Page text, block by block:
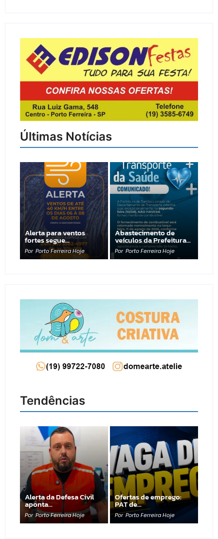
Últimas Notícias
Alerta para ventos
fortes segue…
Por Porto Ferreira Hoje
Abastecimento de
veículos da Prefeitura…
Por Porto Ferreira Hoje
Tendências
Alerta da Defesa Civil
aponta…
Por Porto Ferreira Hoje
Ofertas de emprego:
PAT de…
Por Porto Ferreira Hoje